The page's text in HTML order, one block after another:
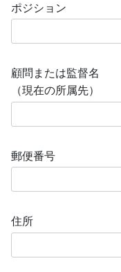
ポジション
顧問または監督名
（現在の所属先）
郵便番号
住所